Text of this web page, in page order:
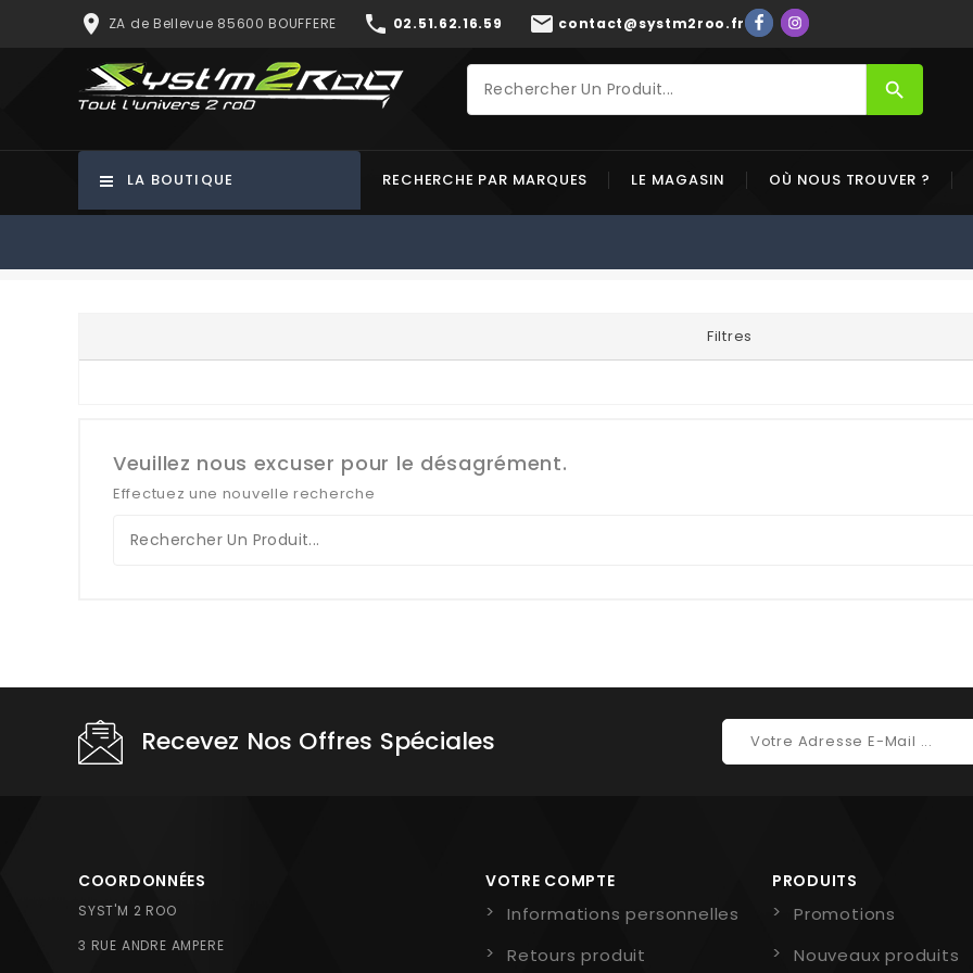
place ZA de Bellevue 85600 BOUFFERE phone 02.51.62.16.59 mail contact@systm2roo.fr
search
LA BOUTIQUE RECHERCHE PAR MARQUES LE MAGASIN OÙ NOUS TROUVER ?
Filtres
Veuillez nous excuser pour le désagrément.
Effectuez une nouvelle recherche
Recevez Nos Offres Spéciales
COORDONNÉES
SYST'M 2 ROO
3 RUE ANDRE AMPERE
VOTRE COMPTE
Informations personnelles
Retours produit
PRODUITS
Promotions
Nouveaux produits